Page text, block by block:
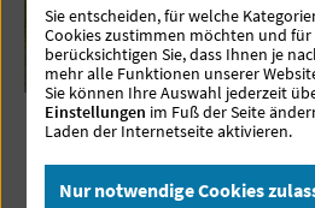
Für einen würdigen
Sie entscheiden, für welche
Cookies zustimmen möchten und
berücksichtigen Sie, dass Ihnen je
mehr alle Funktionen unserer
Sie können Ihre Auswahl jederzeit
Einstellungen im Fuß der Seite
Laden der Internetseite aktivieren.
Nur notwendige Cookies